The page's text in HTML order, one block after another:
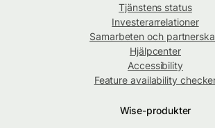
Tjänstens status
Investerarrelationer
Samarbeten och
Hjälpcenter
Accessibility
Feature availability
Wise-produkter